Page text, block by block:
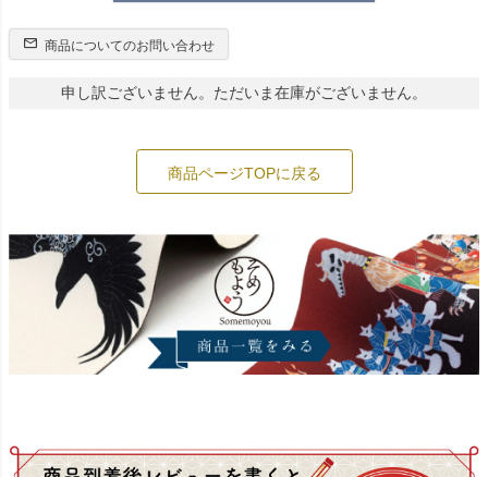
商品についてのお問い合わせ
申し訳ございません。ただいま在庫がございません。
商品ページTOPに戻る